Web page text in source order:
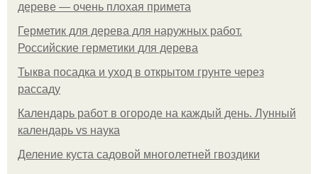
дереве — очень плохая примета
Герметик для дерева для наружных работ.
Российские герметики для дерева
Тыква посадка и уход в открытом грунте через
рассаду
Календарь работ в огороде на каждый день. Лунный
календарь vs наука
Деление куста садовой многолетней гвоздики